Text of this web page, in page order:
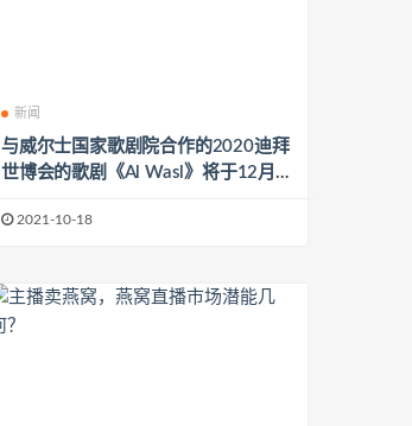
新闻
与威尔士国家歌剧院合作的2020迪拜
世博会的歌剧《Al Wasl》将于12月首
2021-10-18